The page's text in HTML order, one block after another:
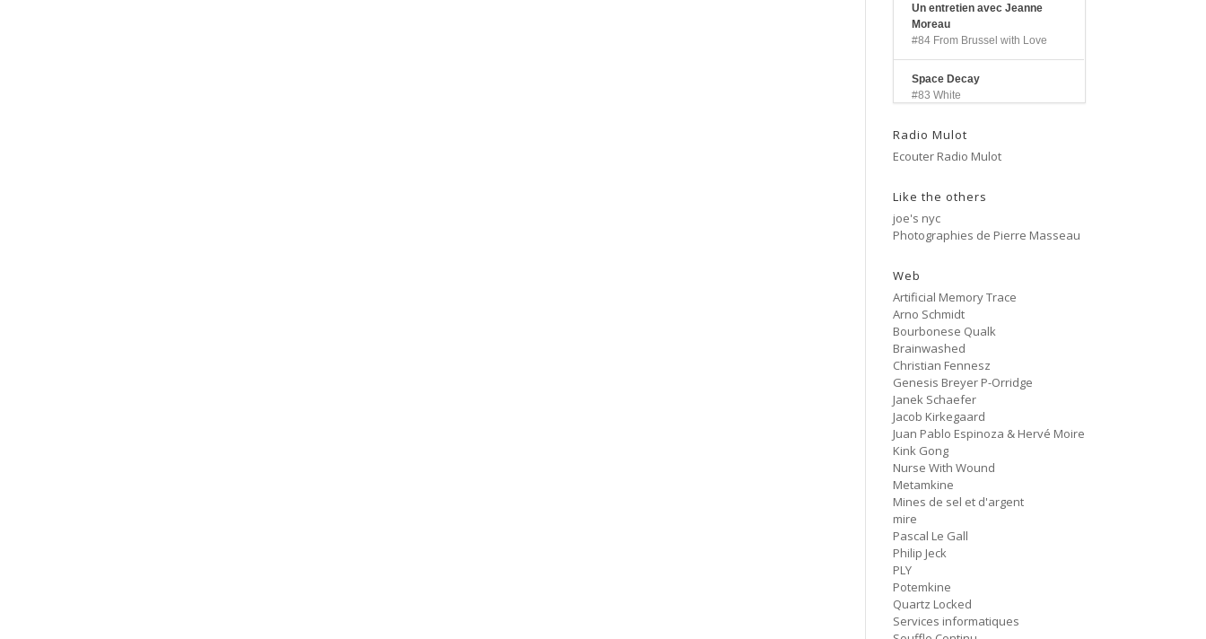
Un entretien avec Jeanne
Moreau
#84 From Brussel with Love
Space Decay
#83 White
Landscapes
#82 Pascal Le Gall
#81 Ectoplasm Girls
Cancer
Untitled
#79 Untitled
Protest Music
#78 Ornament
HD Hachoir
#77 Quartz Locked
f = (2.5)
#76 Carter Tutti Void
Called Again
#75 Philip Jeck
Bus Station
#74 Shit And Shine
Bye Bye Butterfly
Radio Mulot
Ecouter Radio Mulot
Like the others
joe's nyc
Photographies de Pierre Masseau
Web
Artificial Memory Trace
Arno Schmidt
Bourbonese Qualk
Brainwashed
Christian Fennesz
Genesis Breyer P-Orridge
Janek Schaefer
Jacob Kirkegaard
Juan Pablo Espinoza & Hervé Moire
Kink Gong
Nurse With Wound
Metamkine
Mines de sel et d'argent
mire
Pascal Le Gall
Philip Jeck
PLY
Potemkine
Quartz Locked
Services informatiques